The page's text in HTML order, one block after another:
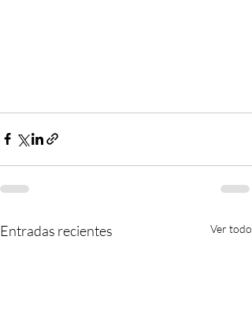
Entradas recientes Ver todo